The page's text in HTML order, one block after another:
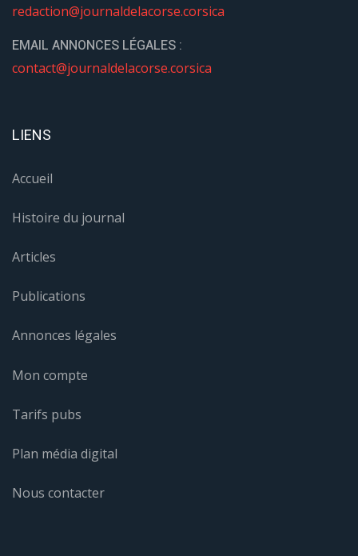
redaction@journaldelacorse.corsica
EMAIL ANNONCES LÉGALES :
contact@journaldelacorse.corsica
LIENS
Accueil
Histoire du journal
Articles
Publications
Annonces légales
Mon compte
Tarifs pubs
Plan média digital
Nous contacter